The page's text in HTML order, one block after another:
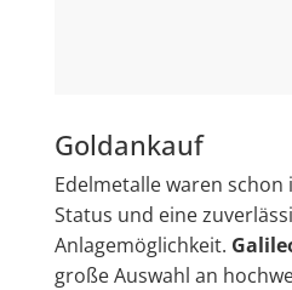
Goldankauf
Edelmetalle waren
Status und eine
Anlagemöglichkeit.
große Auswahl an